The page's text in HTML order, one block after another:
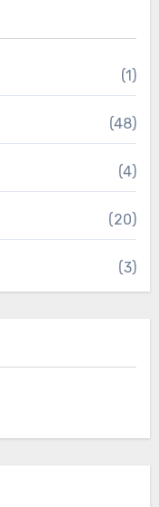
(1)
(48)
(4)
(20)
(3)